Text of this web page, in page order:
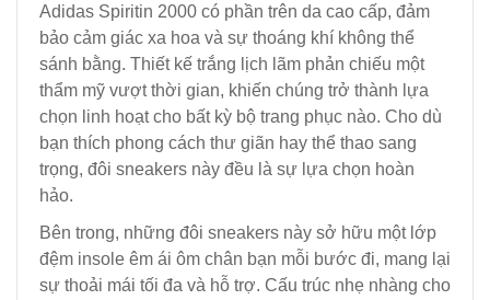
Adidas Spiritin 2000 có phần trên da cao cấp, đảm
bảo cảm giác xa hoa và sự thoáng khí không thể
sánh bằng. Thiết kế trắng lịch lãm phản chiếu một
thẩm mỹ vượt thời gian, khiến chúng trở thành lựa
chọn linh hoạt cho bất kỳ bộ trang phục nào. Cho dù
bạn thích phong cách thư giãn hay thể thao sang
trọng, đôi sneakers này đều là sự lựa chọn hoàn
hảo.
Bên trong, những đôi sneakers này sở hữu một lớp
đệm insole êm ái ôm chân bạn mỗi bước đi, mang lại
sự thoải mái tối đa và hỗ trợ. Cấu trúc nhẹ nhàng cho